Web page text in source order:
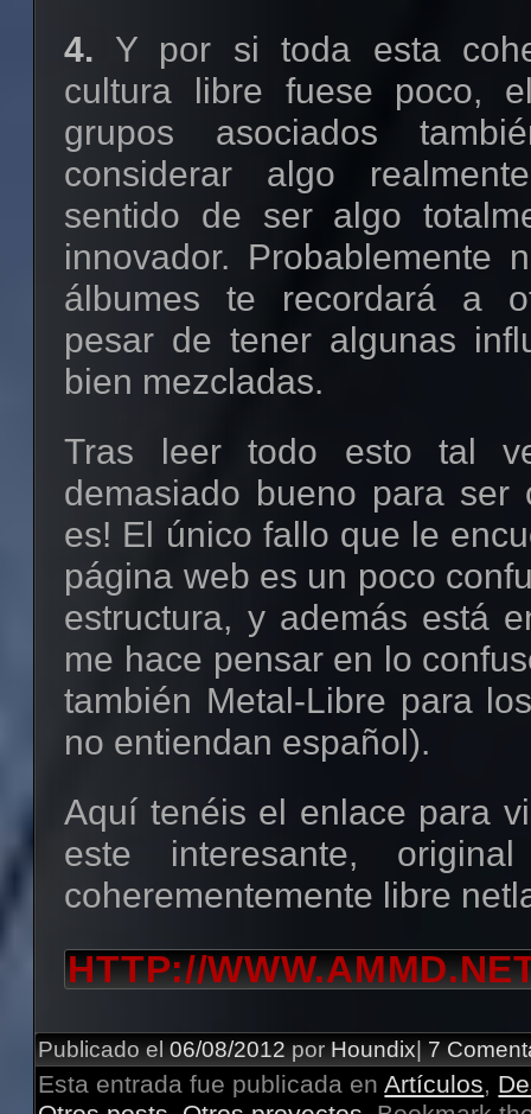
4. Y por si toda esta
cultura libre fuese poco,
grupos asociados
considerar algo
sentido de ser algo
innovador. Probablemente
álbumes te recordará a
pesar de tener algunas
bien mezcladas.
Tras leer todo esto tal
demasiado bueno para ser
es! El único fallo que le
página web es un poco
estructura, y además está
me hace pensar en lo
también Metal-Libre para
no entiendan español).
Aquí tenéis el enlace para
este interesante,
coherementemente libre
HTTP://
Publicado el 06/08/2012 por Houndix 7
Esta entrada fue publicada enArtículos,